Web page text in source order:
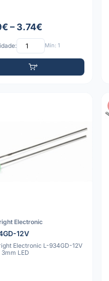
– 3.74€
Mín: 1
Electronic
12V
Electronic L-934GD-12V
LED